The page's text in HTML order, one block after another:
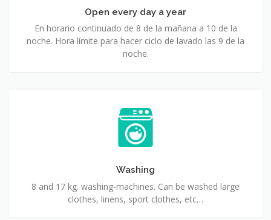
Open every day a year
En horario continuado de 8 de la mañana a 10 de la
noche. Hora límite para hacer ciclo de lavado las 9 de la
noche.
Washing
8 and 17 kg. washing-machines. Can be washed large
clothes, linens, sport clothes, etc…